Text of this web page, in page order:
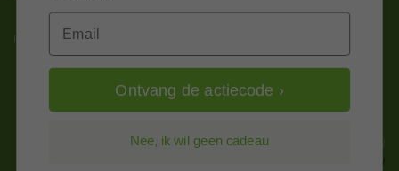
Kitcentrum is trots op:
Alle prijzen zijn in EURO en excl. 21% BTW
wijzig naar incl. BTW
Email
Ontvang de actiecode ›
Nee, ik wil geen cadeau